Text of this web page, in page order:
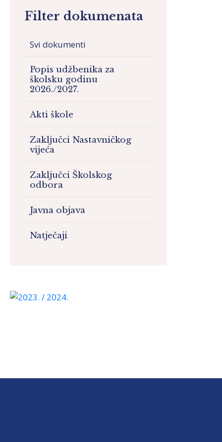
Filter dokumenata
Svi dokumenti
Popis udžbenika za
školsku godinu
2026./2027.
Akti škole
Zaključci Nastavničkog
vijeća
Zaključci Školskog
odbora
Javna objava
Natječaji